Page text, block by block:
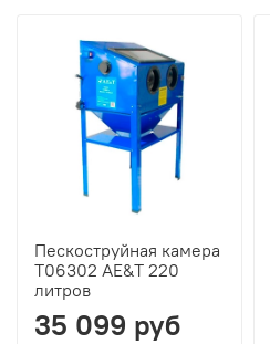
Пескоструйная камера
T06302 AE&T 220
литров
35 099 руб